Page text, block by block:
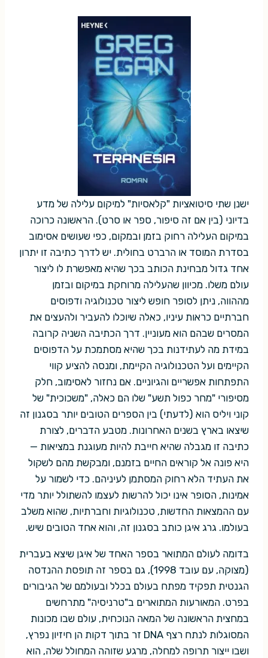
ישנן שתי סיטואציות "קלאסיות" למיקום עלילה של מדע
בדיוני (בין אם זה סיפור, ספר או סרט). הראשונה כרוכה
במיקום העלילה רחוק בזמן ובמקום, כפי שעושים אסימוב
בסדרת המוסד או הרברט בחולית. יש לדרך כתיבה זו יתרון
אחד גדול מבחינת הכותב בכך שהיא מאפשרת לו ליצור
עולם משלו. מכיוון שהעלילה מרוחקת במיקום ובזמן
מההווה, ניתן לסופר חופש ליצור טכנולוגיה ודפוסים
חברתיים כראות עיניו, כאלה שיוכלו להעביר ולהעצים את
המסרים שבהם הוא מעוניין. דרך הכתיבה השניה קרובה
במידת מה לעתידנות בכך שהיא מסתמכת על הדפוסים
הקיימים ועל הטכנולוגיה הקיימת, ומנסה להציע קווי
התפתחות אפשריים והגיוניים. אם נחזור לאסימוב, חלק
מסיפורי "מחר כפול תשע" שלו הם כאלה, "משכוכית" של
קוני ויליס הוא (לדעתי) בין הספרים הטובים יותר בסגנון זה
שיצאו בארץ בשנים האחרונות. מטבע הדברים, לצורת
כתיבה זו מגבלה שהיא חייבת להיות מעוגנת במציאות —
היא פונה אל קוראים החיים בזמנם, ומבקשת מהם לשקול
את העתיד הלא רחוק המסתמן לעיניהם. כדי לשמור על
אמינות, הסופר אינו יכול להרשות לעצמו להשתולל יותר מדי
עם ההמצאות החדשות, טכנולוגיות וחברתיות, שהוא משלב
בעולמו. גרג איגן כותב בסגנון זה, והוא אחד הטובים שיש.
בדומה לעולם המתואר בספר האחד של איגן שיצא בעברית
(מצוקה, עם עובד 1998), גם בספר זה תופסת ההנדסה
הגנטית תפקיד מפתח בעולם בכלל ובעולמם של הגיבורים
בפרט. המאורעות המתוארים ב"טרניסיה" מתרחשים
במחצית הראשונה של המאה הנוכחית, עולם שבו מכונות
המסוגלות לנתח רצף DNA זר בתוך דקות הן חיזיון נפרץ,
ושבו ייצור תרופה למחלה, מרגע שזוהה המחולל שלה, הוא